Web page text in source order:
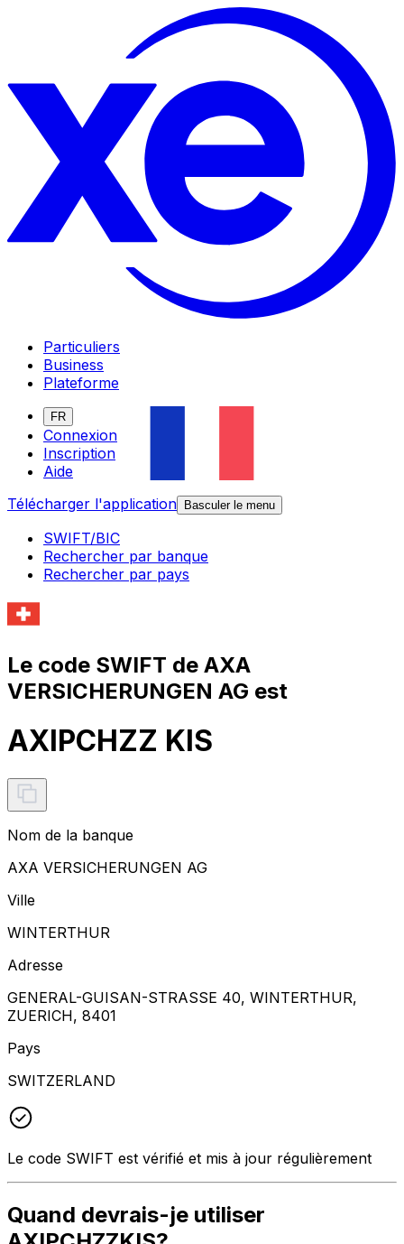
Particuliers
Business
Plateforme
FR
Connexion
Inscription
Aide
Télécharger l'application
Basculer le menu
SWIFT/BIC
Rechercher par banque
Rechercher par pays
Le code SWIFT de AXA
VERSICHERUNGEN AG est
AXIPCHZZ KIS
Nom de la banque
AXA VERSICHERUNGEN AG
Ville
WINTERTHUR
Adresse
GENERAL-GUISAN-STRASSE 40, WINTERTHUR,
ZUERICH, 8401
Pays
SWITZERLAND
Le code SWIFT est vérifié et mis à jour régulièrement
Quand devrais-je utiliser